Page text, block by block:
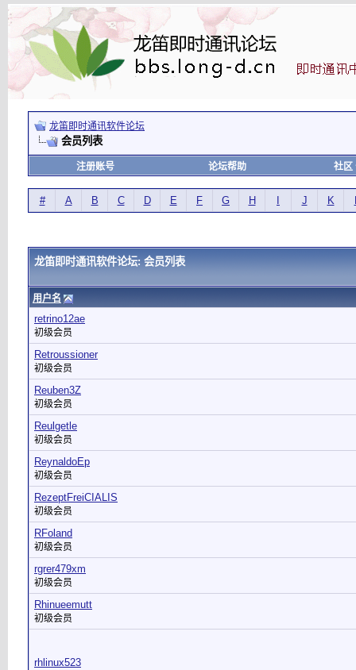
龙笛即时通讯软件论坛
会员列表
注册账号 论坛帮助 社区
# A B C D E F G H J K
龙笛即时通讯软件论坛: 会员列表
用户名
retrino12ae
初级会员
Retroussioner
初级会员
Reuben3Z
初级会员
Reulgetle
初级会员
ReynaldoEp
初级会员
RezeptFreiCIALIS
初级会员
RFoland
初级会员
rgrer479xm
初级会员
Rhinueemutt
初级会员
rhlinux523